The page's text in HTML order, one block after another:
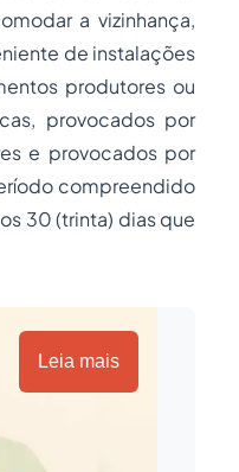
a vizinhança,
de instalações
produtores ou
provocados por
e provocados por
compreendido
30 (trinta) dias que
Leia mais